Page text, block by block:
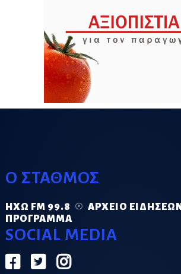
Ο ΣΤΑΘΜΟΣ
ΗΧΏ FM 99.8
ΑΡΧΕΊΟ ΕΙΔΉΣΕΩΝ
ΠΡΌΓΡΑΜΜΑ
SOCIAL MEDIA